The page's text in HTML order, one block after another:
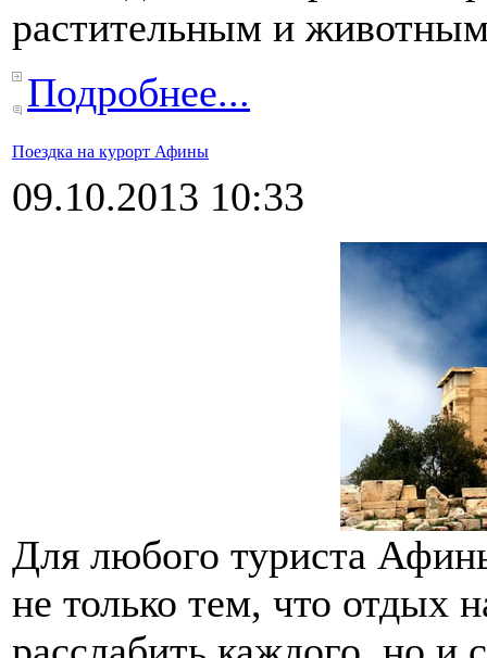
растительным и
Подробнее...
Поездка на курорт Афины
09.10.2013 10:33
Для любого туриста
не только тем, что отдых